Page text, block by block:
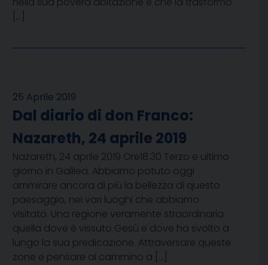
[…]
25 Aprile 2019
Dal diario di don Franco:
Nazareth, 24 aprile 2019
Nazareth, 24 aprile 2019 Ore18.30 Terzo e ultimo
giorno in Galilea. Abbiamo potuto oggi
ammirare ancora di più la bellezza di questo
paesaggio, nei vari luoghi che abbiamo
visitato. Una regione veramente straordinaria
quella dove è vissuto Gesù e dove ha svolto a
lungo la sua predicazione. Attraversare queste
zone e pensare al cammino a […]